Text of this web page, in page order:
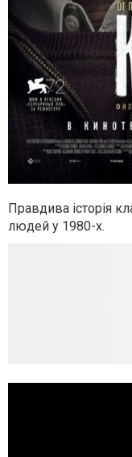
Правдива історія
людей у 1980-х.